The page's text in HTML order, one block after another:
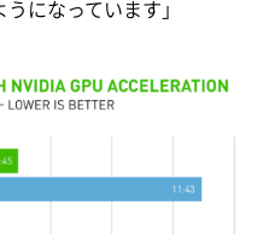
になっています」